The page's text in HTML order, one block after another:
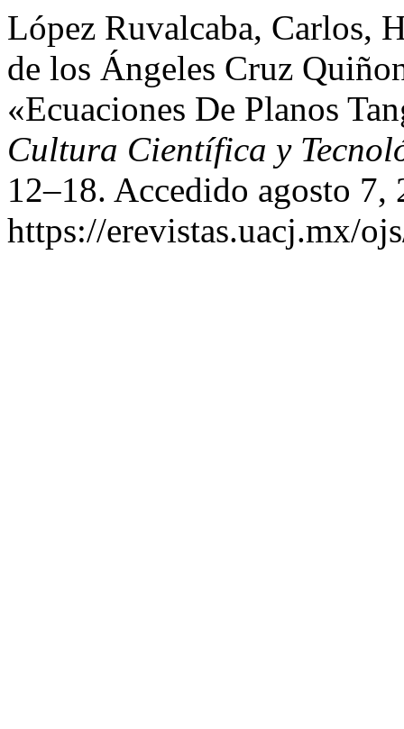
López Ruvalcaba, Carlos,
de los Ángeles Cruz
«Ecuaciones De Planos
Cultura Científica y
12–18. Accedido agosto 7,
https://erevistas.uacj.mx/